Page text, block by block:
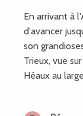
En arrivant à
d'avancer
son
Trieux, vue
Héaux au